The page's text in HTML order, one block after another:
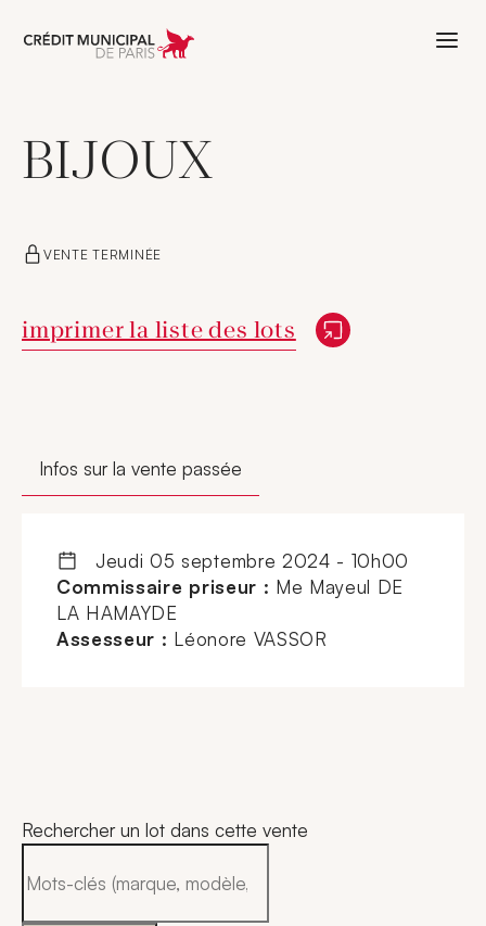
Aller à l'accueil de Crédit Municipal
BIJOUX
VENTE TERMINÉE
Nouvelle fenêtre
imprimer la liste des lots
Infos sur la vente passée
jeudi 05 septembre 2024 - 10h00
Commissaire priseur : Me Mayeul DE
LA HAMAYDE
Assesseur : Léonore VASSOR
Rechercher un lot dans cette vente